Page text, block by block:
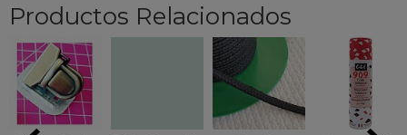
Productos Relacionados